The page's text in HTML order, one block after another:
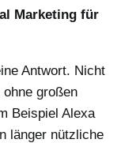
Marketing für
Antwort. Nicht
großen
Beispiel Alexa
länger nützliche